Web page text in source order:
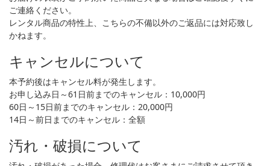
ご連絡ください。
レンタル商品の特性上、こちらの不備以外のご返品には対応致し
かねます。
キャンセルについて
本予約後はキャンセル料が発生します。
お申し込み日～61日前までのキャンセル：10,000円
60日～15日前までのキャンセル：20,000円
14日～前日までのキャンセル：全額
汚れ・破損について